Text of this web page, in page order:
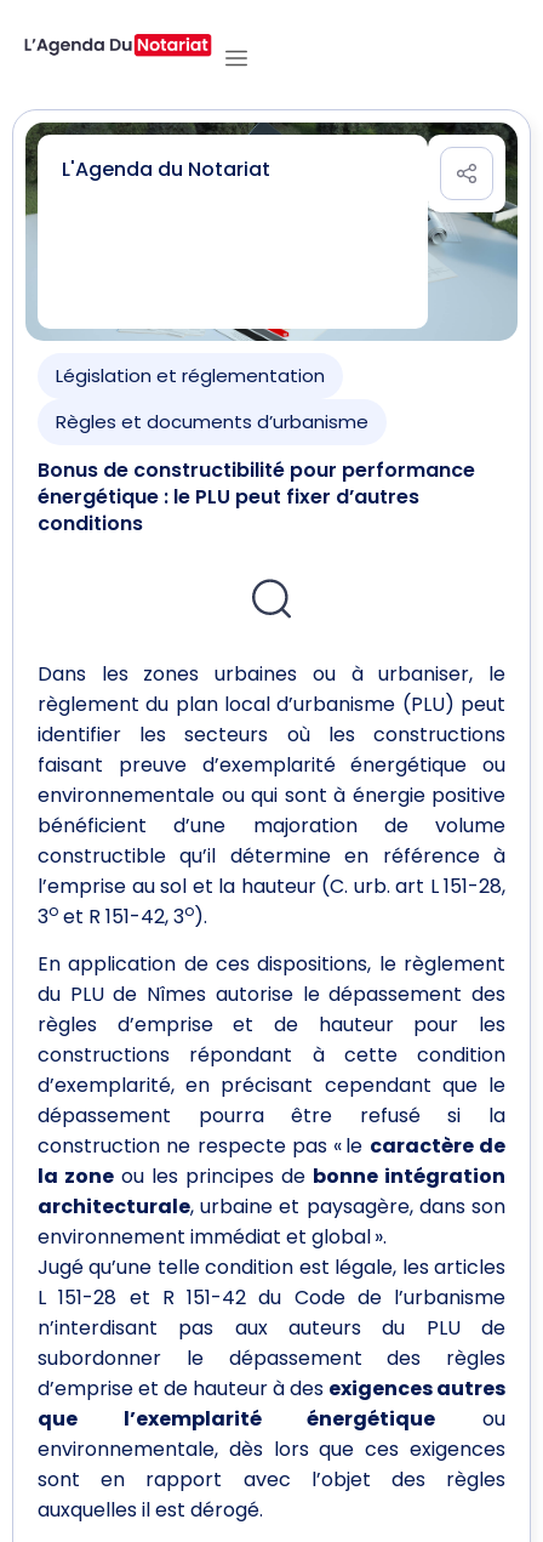
L'Agenda du Notariat
Législation et réglementation
Règles et documents d’urbanisme
Bonus de constructibilité pour performance
énergétique : le PLU peut fixer d’autres
conditions
Dans les zones urbaines ou à urbaniser, le
règlement du plan local d’urbanisme (PLU) peut
identifier les secteurs où les constructions
faisant preuve d’exemplarité énergétique ou
environnementale ou qui sont à énergie positive
bénéficient d’une majoration de volume
constructible qu’il détermine en référence à
l’emprise au sol et la hauteur (C. urb. art L 151-28,
3o et R 151-42, 3o).
En application de ces dispositions, le règlement
du PLU de Nîmes autorise le dépassement des
règles d’emprise et de hauteur pour les
constructions répondant à cette condition
d’exemplarité, en précisant cependant que le
dépassement pourra être refusé si la
construction ne respecte pas « le caractère de
la zone ou les principes de bonne intégration
architecturale, urbaine et paysagère, dans son
environnement immédiat et global ».
Jugé qu’une telle condition est légale, les articles
L 151-28 et R 151-42 du Code de l’urbanisme
n’interdisant pas aux auteurs du PLU de
subordonner le dépassement des règles
d’emprise et de hauteur à des exigences autres
que l’exemplarité énergétique ou
environnementale, dès lors que ces exigences
sont en rapport avec l’objet des règles
auxquelles il est dérogé.